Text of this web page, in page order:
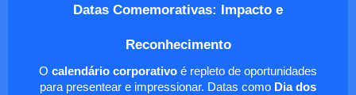
Datas Comemorativas: Impacto e
Reconhecimento
O calendário corporativo é repleto de oportunidades
para presentear e impressionar. Datas como Dia dos